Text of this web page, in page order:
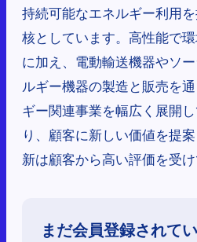
持続可能なエネルギー利用
核としています。高性能で
に加え、電動輸送機器やソ
ルギー機器の製造と販売を
ギー関連事業を幅広く展開
り、顧客に新しい価値を提
新は顧客から高い評価を受け
まだ会員登録されて